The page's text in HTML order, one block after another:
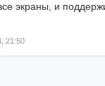
экраны, и
21:50